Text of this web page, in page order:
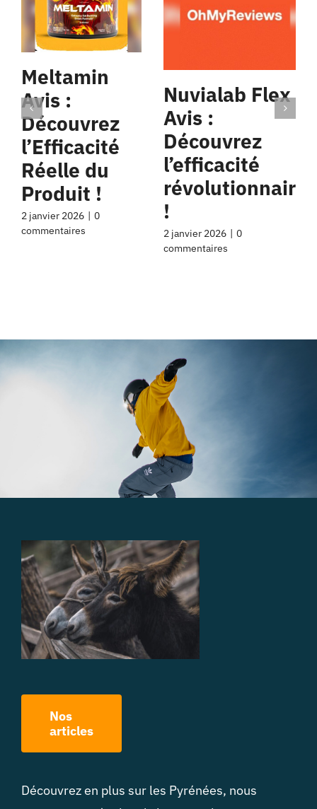
Meltamin
Avis :
Découvrez
l’Efficacité
Réelle du
Produit !
2 janvier 2026 | 0
commentaires
Nuvialab Flex
Avis :
Découvrez
l’efficacité
révolutionnaire
!
2 janvier 2026 | 0
commentaires
Nos
articles
Découvrez en plus sur les Pyrénées, nous